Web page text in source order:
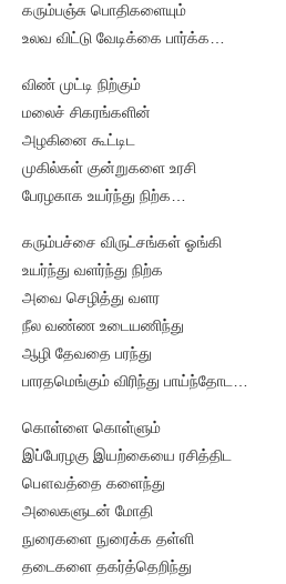
கரும்பஞ்சு பொதிகளையும்
உலவ விட்டு வேடிக்கை பார்க்க…
விண் முட்டி நிற்கும்
மலைச் சிகரங்களின்
அழகினை கூட்டிட
முகில்கள் குன்றுகளை உரசி
பேரழகாக உயர்ந்து நிற்க…
கரும்பச்சை விருட்சங்கள் ஓங்கி
உயர்ந்து வளர்ந்து நிற்க
அவை செழித்து வளர
நீல வண்ண உடையணிந்து
ஆழி தேவதை பரந்து
பாரதமெங்கும் விரிந்து பாய்ந்தோட…
கொள்ளை கொள்ளும்
இப்பேரழகு இயற்கையை ரசித்திட
பௌவத்தை களைந்து
அலைகளுடன் மோதி
நுரைகளை நுரைக்க தள்ளி
தடைகளை தகர்த்தெறிந்து